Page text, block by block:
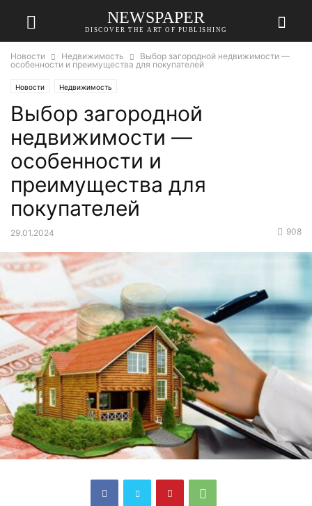
NEWSPAPER
DISCOVER THE ART OF PUBLISHING
Новости Недвижимость
Выбор загородной недвижимости —
особенности и преимущества для покупателей
Новости Недвижимость
Выбор загородной
недвижимости —
особенности и
преимущества для
покупателей
29.01.2024 908